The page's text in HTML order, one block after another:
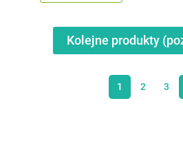
Kolejne produkty
1 2 3